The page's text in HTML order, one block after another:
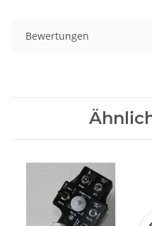
Bewertungen